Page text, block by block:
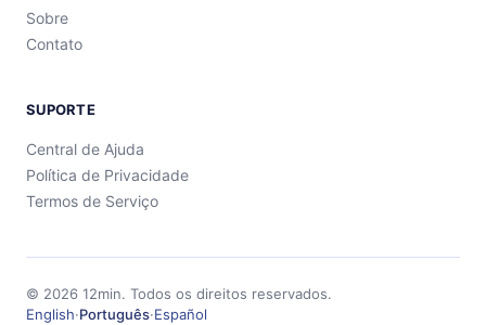
Sobre
Contato
SUPORTE
Central de Ajuda
Política de Privacidade
Termos de Serviço
© 2026 12min. Todos os direitos reservados.
English·Português·Español